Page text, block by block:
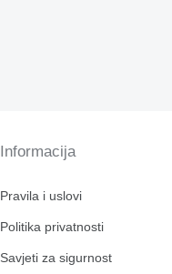
Informacija
Pravila i uslovi
Politika privatnosti
Savjeti za sigurnost